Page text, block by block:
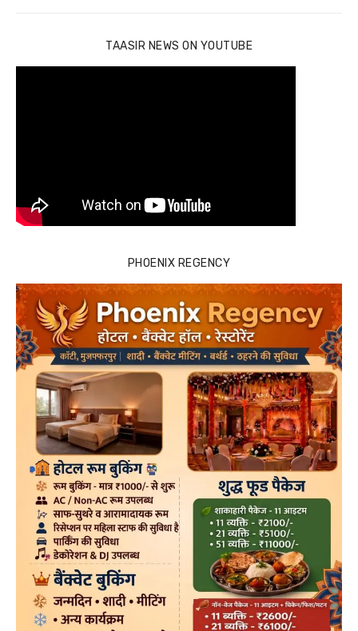
TAASIR NEWS ON YOUTUBE
PHOENIX REGENCY